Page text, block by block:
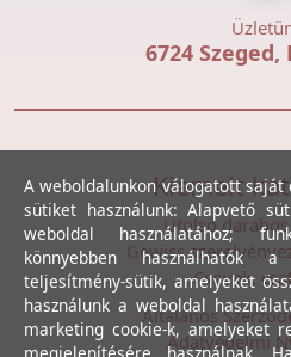
6724 Szeged,
Kiemelt
Utolsó
Gewiss
Csövek,
Általános
Adatvédelmi
A weboldalunkon válogatott
sütiket használunk: Alapvető
weboldal használatához;
könnyebben használhatók
teljesítmény-sütik, amelyeket
használunk a weboldal
marketing cookie-k, amelyeket